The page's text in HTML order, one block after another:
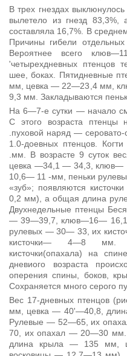
В трех гнездах
вылетело из гнезд 83,3%,
составляла 16,7%. В
Причины гибели
Вероятнее всего
'четырехдневных птенцов
шее, боках. Пятидневные
мм, цевка — 22—23,4 мм,
9,3 мм. Закладываются
На 6—7-е сутки — начало
С этого возраста птенцы
.пуховой наряд —
1.0-доевных птенцов.
.мм. В возрасте 9 суток
цевка —34,1 — 34,3, клюв—
10,6— 11 -мм, пеньки
«зуб»; появляются
0,2 мм), а общая длина
Двухнедельные птенцы
— 39—39,7, клюв—16— 16,1
рулевых — 30— 33, их
кисточки— 4—8 мм.
кисточки(опахала) на
дневиого возраста
оперения спины, боков,
Сохраняется много серого
Вес 17-дневных птенцов
мм, цевка — 40'—40,8,
Рулевые — 52—65, их
70, их опахал — 20—30 мм.
длина крыла — 135 мм,